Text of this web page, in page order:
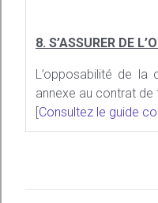
8. S’ASSURER DE
L’opposabilité de
annexe au contrat de
[Consultez le guide